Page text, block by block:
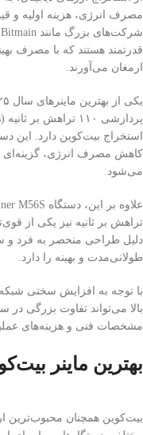
مصرف انرژی، هزینه اولیه و
قدرتمند هستند که با مصرف
ارمغان می‌آورند.
استخراج بیت‌کوین دارد. این
کاهش مصرف انرژی، گزینه‌ای
می‌شود.
دلیل طراحی منحصر به فرد و
طولانی‌مدت و بهینه را دارد.
با توجه به افزایش سختی شبکه
بالا می‌تواند تفاوت بزرگی در
مشخصات فنی و هزینه‌های
بهترین ماینر
بیت‌کوین همچنان محبوب‌ترین